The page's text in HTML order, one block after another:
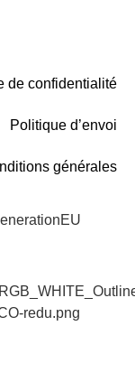
de confidentialité
Politique d’envoi
générales